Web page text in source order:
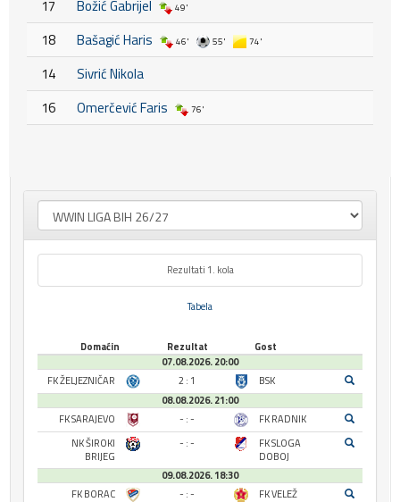
17 Božić Gabrijel 49'
18 Bašagić Haris 46' 55' 74'
14
Sivrić Nikola
16
Omerčević Faris 76'
Rezultati 1. kola
Tabela
Domaćin Rezultat
Gost
07.08.2026. 20:00
FK ŽELJEZNIČAR
2 : 1
BSK
08.08.2026. 21:00
FK SARAJEVO
- : -
FK RADNIK
NK ŠIROKI
BRIJEG
- : -
FK SLOGA
DOBOJ
09.08.2026. 18:30
FK BORAC
- : -
FK VELEŽ